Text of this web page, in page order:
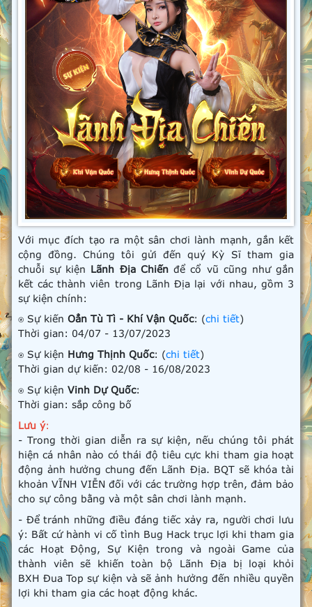
Với mục đích tạo ra một sân chơi lành mạnh, gắn kết
cộng đồng. Chúng tôi gửi đến quý Kỳ Sĩ tham gia
chuỗi sự kiện Lãnh Địa Chiếnđể cổ vũ cũng như gắn
kết các thành viên trong Lãnh Địa lại với nhau, gồm 3
sự kiện chính:
⍟ Sự kiến Oẳn Tù Tì - Khí Vận Quốc: (chi tiết)
Thời gian: 04/07 - 13/07/2023
⍟ Sự kiện Hưng Thịnh Quốc: (chi tiết)
Thời gian dự kiến: 02/08 - 16/08/2023
⍟ Sự kiện Vinh Dự Quốc:
Thời gian: sắp công bố
Lưu ý:
- Trong thời gian diễn ra sự kiện, nếu chúng tôi phát
hiện cá nhân nào có thái độ tiêu cực khi tham gia hoạt
động ảnh hưởng chung đến Lãnh Địa. BQT sẽ khóa tài
khoản VĨNH VIỄN đối với các trường hợp trên, đảm bảo
cho sự công bằng và một sân chơi lành mạnh.
- Để tránh những điều đáng tiếc xảy ra, người chơi lưu
ý: Bất cứ hành vi cố tình Bug Hack trục lợi khi tham gia
các Hoạt Động, Sự Kiện trong và ngoài Game của
thành viên sẽ khiến toàn bộ Lãnh Địa bị loại khỏi
BXH Đua Top sự kiện và sẽ ảnh hưởng đến nhiều quyền
lợi khi tham gia các hoạt động khác.